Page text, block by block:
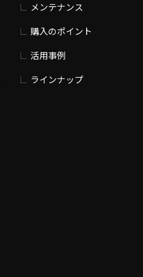
メンテナンス
購入のポイント
活用事例
ラインナップ